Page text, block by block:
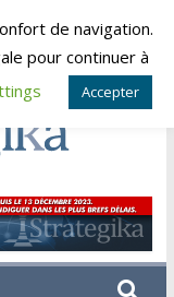
de navigation.
pour continuer à
Accepter